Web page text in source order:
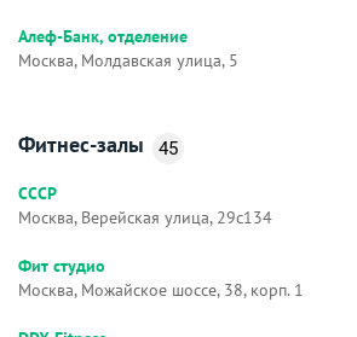
Алеф-Банк, отделение
Москва, Молдавская улица, 5
Фитнес-залы 45
СССР
Москва, Верейская улица, 29с134
Фит студио
Москва, Можайское шоссе, 38, корп. 1